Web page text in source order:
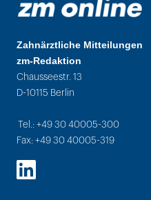
Zahnärztliche Mitteilungen
zm-Redaktion
Chausseestr. 13
D-10115 Berlin
Tel.: +49 30 40005-300
Fax: +49 30 40005-319
LinkedIn